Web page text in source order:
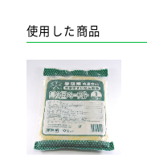
使用した商品